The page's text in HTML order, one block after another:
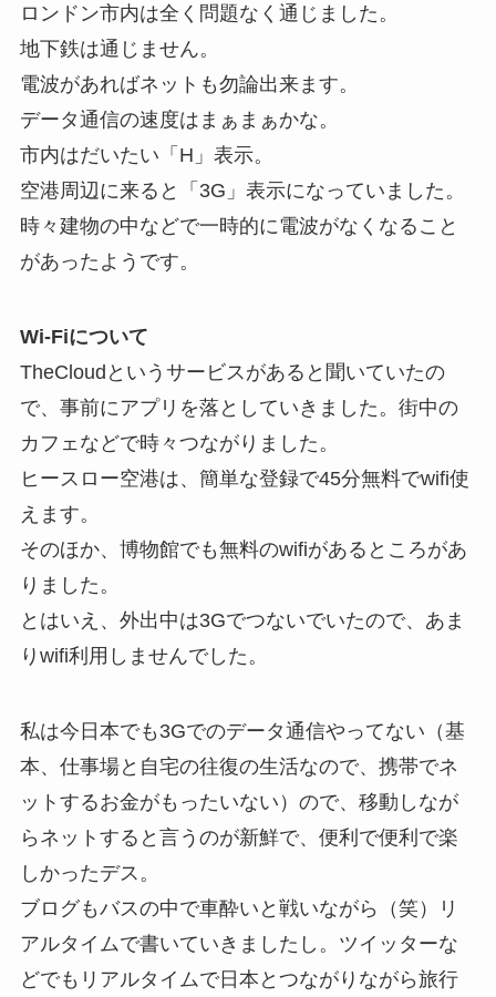
ロンドン市内は全く問題なく通じました。
地下鉄は通じません。
電波があればネットも勿論出来ます。
データ通信の速度はまぁまぁかな。
市内はだいたい「H」表示。
空港周辺に来ると「3G」表示になっていました。
時々建物の中などで一時的に電波がなくなること
があったようです。
Wi-Fiについて
TheCloudというサービスがあると聞いていたの
で、事前にアプリを落としていきました。街中の
カフェなどで時々つながりました。
ヒースロー空港は、簡単な登録で45分無料でwifi使
えます。
そのほか、博物館でも無料のwifiがあるところがあ
りました。
とはいえ、外出中は3Gでつないでいたので、あま
りwifi利用しませんでした。
私は今日本でも3Gでのデータ通信やってない（基
本、仕事場と自宅の往復の生活なので、携帯でネ
ットするお金がもったいない）ので、移動しなが
らネットすると言うのが新鮮で、便利で便利で楽
しかったデス。
ブログもバスの中で車酔いと戦いながら（笑）リ
アルタイムで書いていきましたし。ツイッターな
どでもリアルタイムで日本とつながりながら旅行